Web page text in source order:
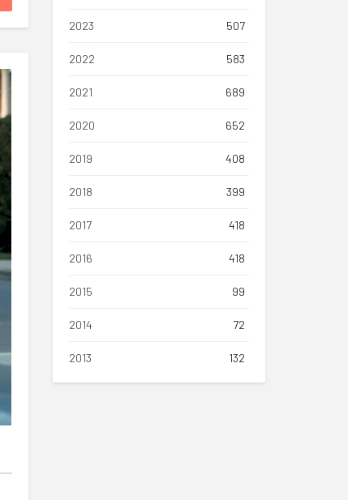
2023 507
2022 583
2021 689
2020 652
2019 408
2018 399
2017 418
2016 418
2015 99
2014 72
2013 132